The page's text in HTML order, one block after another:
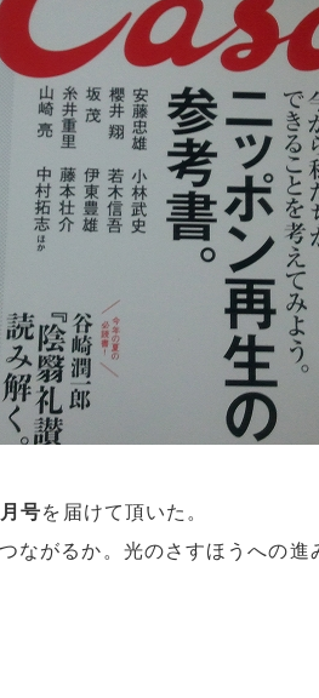
号を届けて頂いた。
ながるか。光のさすほうへの